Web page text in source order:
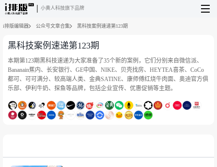
小黄人科技旗下品牌
i排版编辑器 公众号文章合集 黑科技案例速递第123期
黑科技案例速递第123期
本期第123期黑科技速递为大家准备了35个新的案例，它们分别来自微信派、
Bananain蕉内、长安银行、GE中国、NIKE、贝壳找房、HEYTEA喜茶、CoCo
都可、可可满分、较高端人类、金典SATINE、康师傅红烧牛肉面、奥迪官方俱
乐部、伊利牛奶、探鱼等品牌，包括企业宣传、优惠促销等主题。